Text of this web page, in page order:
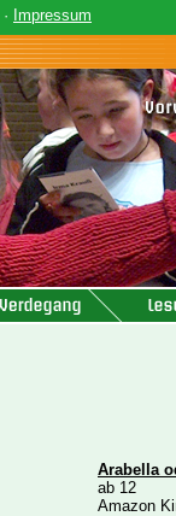
· Impressum
Arabella
ab 12
Amazon